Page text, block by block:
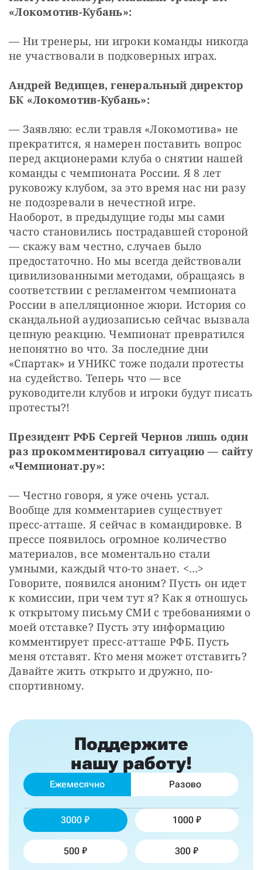
«Локомотив-Кубань»:
— Ни тренеры, ни игроки команды никогда
не участвовали в подковерных играх.
Андрей Ведищев, генеральный директор
БК «Локомотив-Кубань»:
— Заявляю: если травля «Локомотива» не
прекратится, я намерен поставить вопрос
перед акционерами клуба о снятии нашей
команды с чемпионата России. Я 8 лет
руковожу клубом, за это время нас ни разу
не подозревали в нечестной игре.
Наоборот, в предыдущие годы мы сами
часто становились пострадавшей стороной
— скажу вам честно, случаев было
предостаточно. Но мы всегда действовали
цивилизованными методами, обращаясь в
соответствии с регламентом чемпионата
России в апелляционное жюри. История со
скандальной аудиозаписью сейчас вызвала
цепную реакцию. Чемпионат превратился
непонятно во что. За последние дни
«Спартак» и УНИКС тоже подали протесты
на судейство. Теперь что — все
руководители клубов и игроки будут писать
протесты?!
Президент РФБ Сергей Чернов лишь один
раз прокомментировал ситуацию — сайту
«Чемпионат.ру»:
— Честно говоря, я уже очень устал.
Вообще для комментариев существует
пресс-атташе. Я сейчас в командировке. В
прессе появилось огромное количество
материалов, все моментально стали
умными, каждый что-то знает. <…>
Говорите, появился аноним? Пусть он идет
к комиссии, при чем тут я? Как я отношусь
к открытому письму СМИ с требованиями о
моей отставке? Пусть эту информацию
комментирует пресс-атташе РФБ. Пусть
меня отставят. Кто меня может отставить?
Давайте жить открыто и дружно, по-
спортивному.
Поддержите
нашу работу!
Ежемесячно Разово
3000 1000
500 300